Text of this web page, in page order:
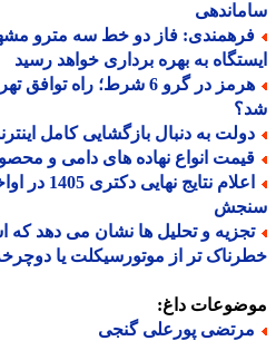
فاز دو خط سه مترو مشهد یک
به بهره برداری خواهد رسید
هرمز در گرو 6 شرط؛ راه
به دنبال بازگشایی کامل
انواع نهاده های دامی و محصولات کشاورزی
اعلام نتایج نهایی
و تحلیل ها نشان می دهد که
تر از موتورسیکلت یا دوچرخه
داغ:
پورعلی گنجی